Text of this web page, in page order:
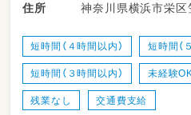
- 教育的な関わり(絵
てます。
- 安全管理と健康チ
- 保護者との連携
- 行事の企画・運営
不安であれば事前
住所
神奈川県横浜市栄
短時間（４時間以内） 短時間（
短時間（３時間以内） 未経験OK
残業なし 交通費支給